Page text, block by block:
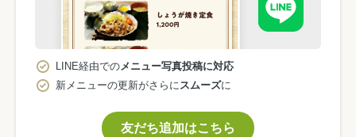
LINE経由での メニュー写真投稿に対応
新メニューの更新がさらに スムーズに
友だち追加はこちら